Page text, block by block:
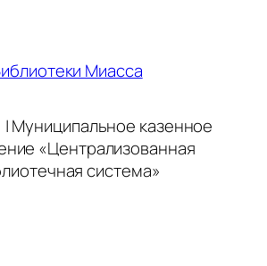
Миасса
Муниципальное казенное
«Централизованная
система»